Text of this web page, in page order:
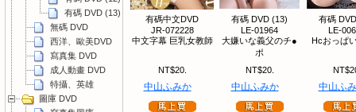
有碼 DVD (13)
無碼 DVD
西洋、歐美DVD
寫真集 DVD
成人動畫 DVD
特攝、英雄
圖庫 DVD
有碼中文DVD
JR-072228
中文字幕 巨乳女教師
NT$20.
中山ふみか
有碼 DVD (13)
LE-01964
大嫌いな義父のチ●
ポ
NT$20.
中山ふみか
有碼
LE-
Hcおっぱ
中山ふ